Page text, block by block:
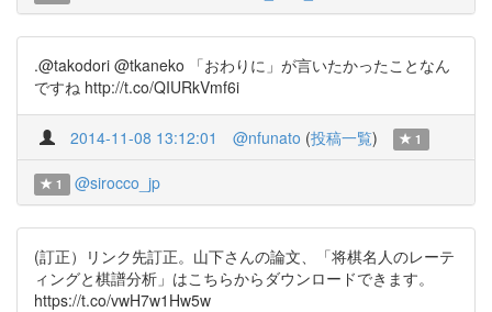
.@takodori @tkaneko 「おわりに」が言いたかったことなん
ですね http://t.co/QIURkVmf6i
2014-11-08 13:12:01 @nfunato (投稿一覧) 1
1 @sirocco_jp
(訂正）リンク先訂正。山下さんの論文、「将棋名人のレーテ
ィングと棋譜分析」はこちらからダウンロードできます。
https://t.co/vwH7w1Hw5w